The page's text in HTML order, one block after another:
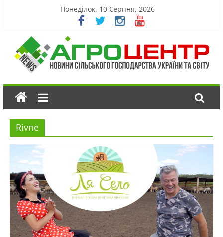
Понеділок, 10 Серпня, 2026
Rivne